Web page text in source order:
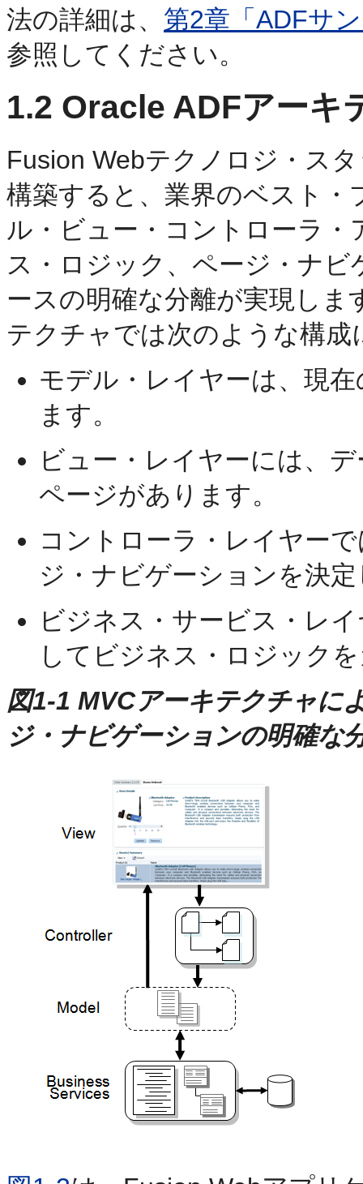
法の詳細は、 第2章「ADFサ
参照してください。
1.2 Oracle ADFアーキ
Fusion Webテクノロジ・ス
構築すると、業界のベスト
ル・ビュー・コントローラ
ス・ロジック、ページ・ナ
ースの明確な分離が実現しま
テクチャでは次のような構成
モデル・レイヤーは、現
ます。
ビュー・レイヤーには、
ページがあります。
コントローラ・レイヤー
ジ・ナビゲーションを決
ビジネス・サービス・レ
してビジネス・ロジック
図1-1 MVCアーキテクチャに
ジ・ナビゲーションの明確な